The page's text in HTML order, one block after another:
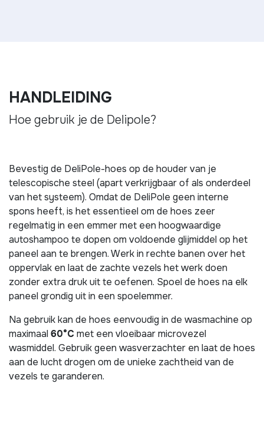
HANDLEIDING
Hoe gebruik je de Delipole?
Bevestig de DeliPole-hoes op de houder van je
telescopische steel (apart verkrijgbaar of als onderdeel
van het systeem). Omdat de DeliPole geen interne
spons heeft, is het essentieel om de hoes zeer
regelmatig in een emmer met een hoogwaardige
autoshampoo te dopen om voldoende glijmiddel op het
paneel aan te brengen. Werk in rechte banen over het
oppervlak en laat de zachte vezels het werk doen
zonder extra druk uit te oefenen. Spoel de hoes na elk
paneel grondig uit in een spoelemmer.
Na gebruik kan de hoes eenvoudig in de wasmachine op
maximaal 60°C met een vloeibaar microvezel
wasmiddel. Gebruik geen wasverzachter en laat de hoes
aan de lucht drogen om de unieke zachtheid van de
vezels te garanderen.